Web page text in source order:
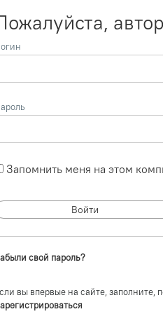
Запомнить меня на этом
свой пароль?
вы впервые на сайте, заполните,